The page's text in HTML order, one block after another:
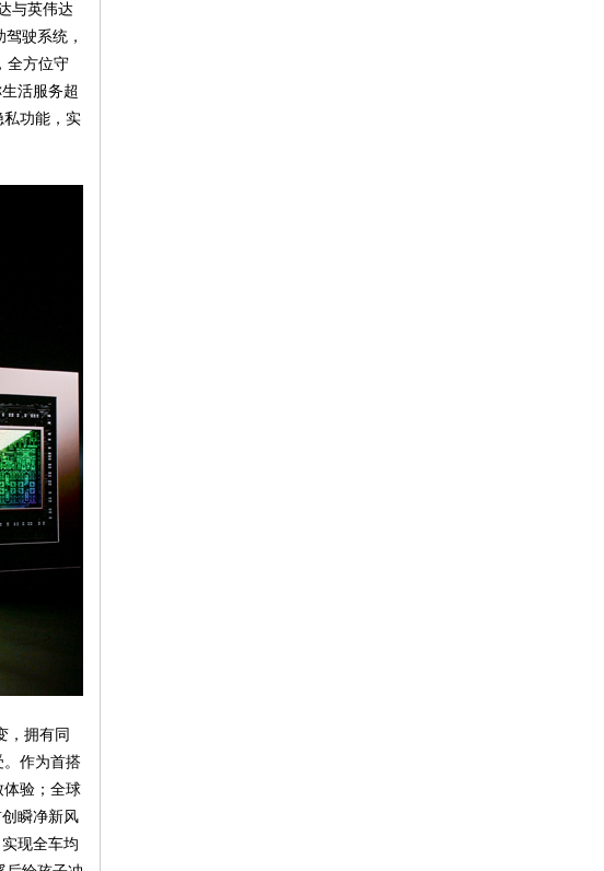
与英伟达
驶系统，
全方位守
活服务超
私功能，实
，拥有同
作为首搭
体验；全球
瞬净新风
现全车均